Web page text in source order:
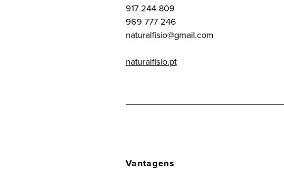
917 244 809
969 777 246
naturalfisio@gmail.com
naturalfisio.pt
Vantagens